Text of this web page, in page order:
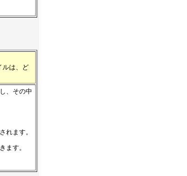
ルは、ど
、その中
れます。
ます。